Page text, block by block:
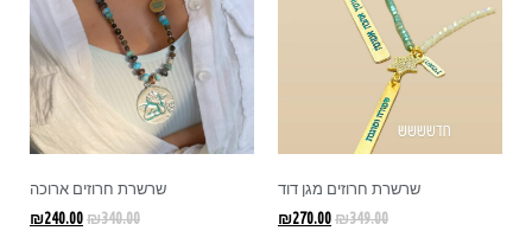
שרשרת חרוזים מגן דוד
₪349.00
₪270.00
שרשרת חרוזים ארוכה
₪340.00
₪240.00